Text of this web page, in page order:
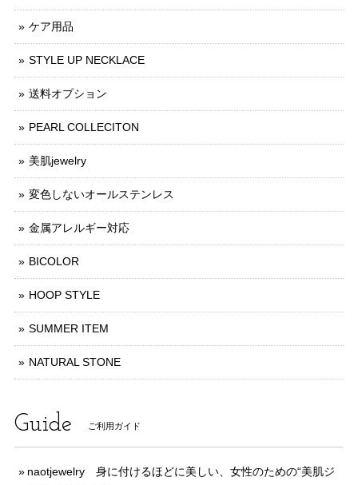
ケア用品
STYLE UP NECKLACE
送料オプション
PEARL COLLECITON
美肌jewelry
変色しないオールステンレス
金属アレルギー対応
BICOLOR
HOOP STYLE
SUMMER ITEM
NATURAL STONE
Guide ご利用ガイド
naotjewelry 身に付けるほどに美しい、女性のための“美肌ジ